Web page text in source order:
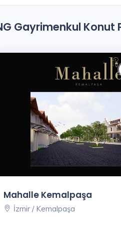
Gayrimenkul Konut
Mahalle Kemalpaşa
İzmir / Kemalpaşa